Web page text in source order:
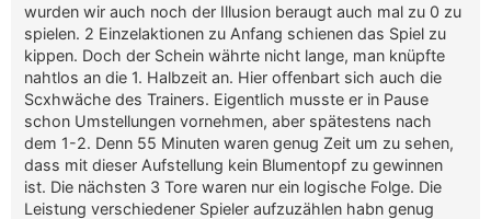
wurden wir auch noch der Illusion beraugt auch mal zu 0 zu
spielen. 2 Einzelaktionen zu Anfang schienen das Spiel zu
kippen. Doch der Schein währte nicht lange, man knüpfte
nahtlos an die 1. Halbzeit an. Hier offenbart sich auch die
Scxhwäche des Trainers. Eigentlich musste er in Pause
schon Umstellungen vornehmen, aber spätestens nach
dem 1-2. Denn 55 Minuten waren genug Zeit um zu sehen,
dass mit dieser Aufstellung kein Blumentopf zu gewinnen
ist. Die nächsten 3 Tore waren nur ein logische Folge. Die
Leistung verschiedener Spieler aufzuzählen habn genug